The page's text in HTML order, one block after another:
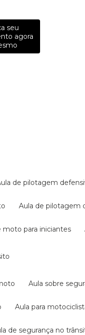
seu
agora
aula de pilotagem
aula de
moto para iniciantes
aula sobre
aula para
de segurança no